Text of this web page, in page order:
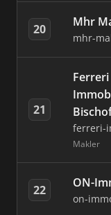
20 Mhr
mhr-
21
ferreri-
Makler
22 ON-
on-